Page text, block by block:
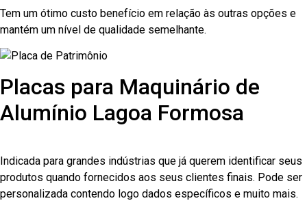
Tem um ótimo custo benefício em relação às outras opções e
mantém um nível de qualidade semelhante.
Placas para Maquinário de
Alumínio Lagoa Formosa
Indicada para grandes indústrias que já querem identificar seus
produtos quando fornecidos aos seus clientes finais. Pode ser
personalizada contendo logo dados específicos e muito mais.